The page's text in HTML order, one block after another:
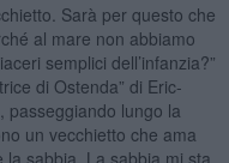
Sarà per questo che
al mare non abbiamo
semplici dell’infanzia?”
di Ostenda” di Eric-
passeggiando lungo la
un vecchietto che ama
sabbia. La sabbia mi sta